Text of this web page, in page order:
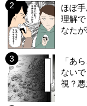
ほぼ
理解
なた
「あ
ない
視？